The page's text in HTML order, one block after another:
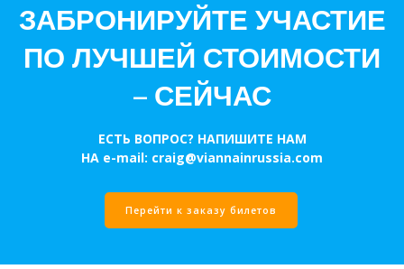
ЗАБРОНИРУЙТЕ УЧАСТИЕ
ПО ЛУЧШЕЙ СТОИМОСТИ
– СЕЙЧАС
ЕСТЬ ВОПРОС? НАПИШИТЕ НАМ
НА e-mail: craig@viannainrussia.com
Перейти к заказу билетов